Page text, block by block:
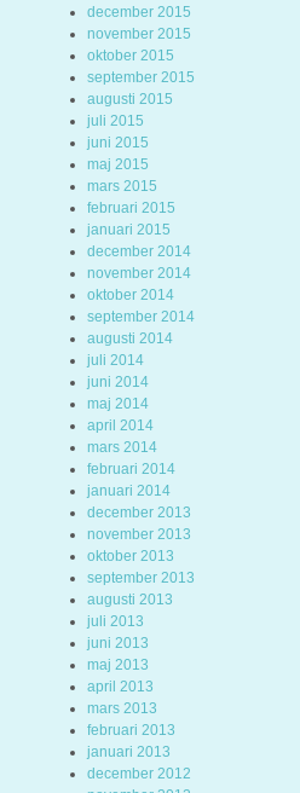
december 2015
november 2015
oktober 2015
september 2015
augusti 2015
juli 2015
juni 2015
maj 2015
mars 2015
februari 2015
januari 2015
december 2014
november 2014
oktober 2014
september 2014
augusti 2014
juli 2014
juni 2014
maj 2014
april 2014
mars 2014
februari 2014
januari 2014
december 2013
november 2013
oktober 2013
september 2013
augusti 2013
juli 2013
juni 2013
maj 2013
april 2013
mars 2013
februari 2013
januari 2013
december 2012